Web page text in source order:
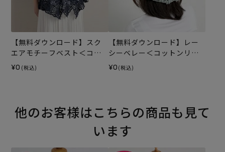
【無料ダウンロード】スク
エアモチーフベスト＜コッ
トンリリー＞（レシピ）
¥0 (税込)
【無料ダウンロード】レー
シーベレー＜コットンリリ
ー＞（レシピ）
¥0 (税込)
他のお客様はこちらの商品も見て
います